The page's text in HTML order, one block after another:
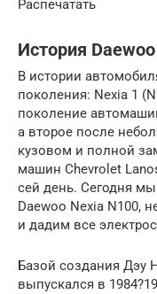
Распечатать
История
В истории
поколения: Nexia 1
поколение
а второе после
кузовом и полной
машин Chevrolet
сей день. Сегодня
Daewoo Nexia N100,
и дадим все
Базой создания Дэу
выпускался в